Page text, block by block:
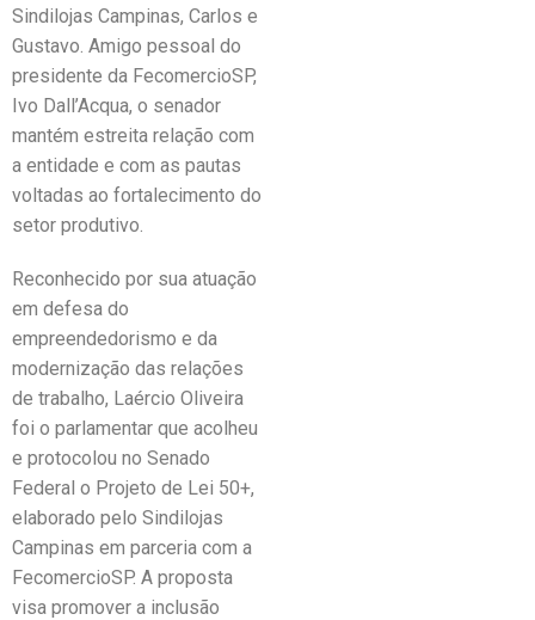
Sindilojas Campinas, Carlos e
Gustavo. Amigo pessoal do
presidente da FecomercioSP,
Ivo Dall’Acqua, o senador
mantém estreita relação com
a entidade e com as pautas
voltadas ao fortalecimento do
setor produtivo.
Reconhecido por sua atuação
em defesa do
empreendedorismo e da
modernização das relações
de trabalho, Laércio Oliveira
foi o parlamentar que acolheu
e protocolou no Senado
Federal o Projeto de Lei 50+,
elaborado pelo Sindilojas
Campinas em parceria com a
FecomercioSP. A proposta
visa promover a inclusão